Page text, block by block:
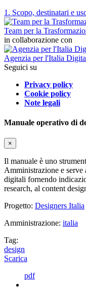
1. Scopo, destinatari e
Team per la
in collaborazione con
Agenzia per l'Italia
Seguici su
Privacy policy
Cookie policy
Note legali
Manuale operativo di
×
Il manuale è uno
Amministrazione e serve
digitali fornendo
research, al content
Progetto: Designers Italia
Amministrazione: italia
Tag:
design
Scarica
pdf